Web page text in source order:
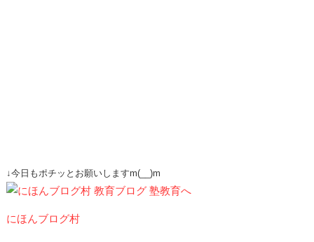
↓今日もポチッとお願いしますm(__)m
にほんブログ村